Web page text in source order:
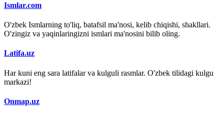
Ismlar.com
O'zbek Ismlarning to'liq, batafsil ma'nosi, kelib chiqishi, shakllari.
O'zingiz va yaqinlaringizni ismlari ma'nosini bilib oling.
Latifa.uz
Har kuni eng sara latifalar va kulguli rasmlar. O'zbek tilidagi kulgu
markazi!
Onmap.uz